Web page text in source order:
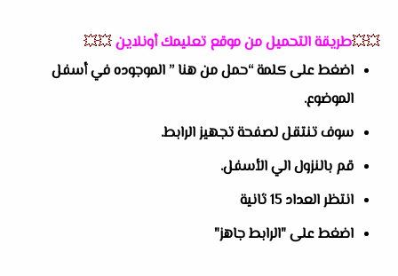
💥💥طريقة التحميل من موقع تعليمك أونلاين💥💥
اضغط على كلمة “حمل من هنا ” الموجوده في أسفل
الموضوع.
سوف تنتقل لصفحة تجهيز الرابط.
قم بالنزول الي الأسفل.
انتظر العداد 15 ثانية
اضغط على "الرابط جاهز"